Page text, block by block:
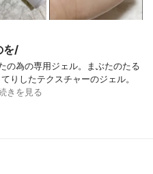
を/
の為の専用ジェル。まぶたのたる
りしたテクスチャーのジェル。
きを見る